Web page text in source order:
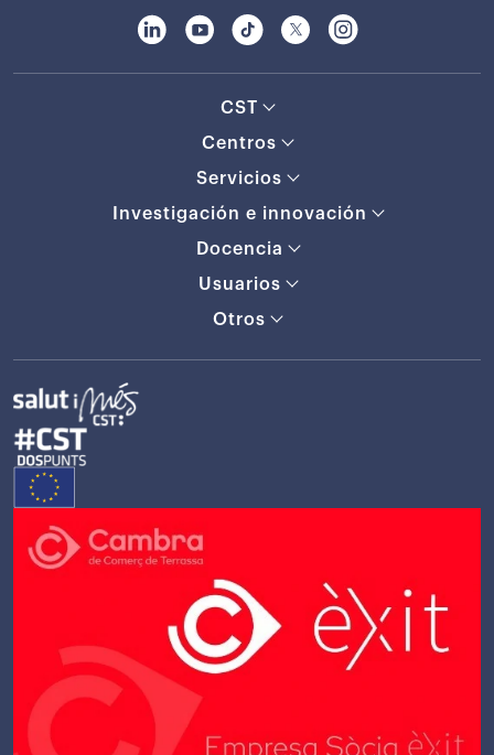
CST
Centros
Servicios
Investigación e innovación
Docencia
Usuarios
Otros